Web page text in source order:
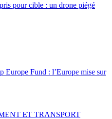
pour cible : un drone piégé
Europe Fund : l’Europe mise sur
ET TRANSPORT